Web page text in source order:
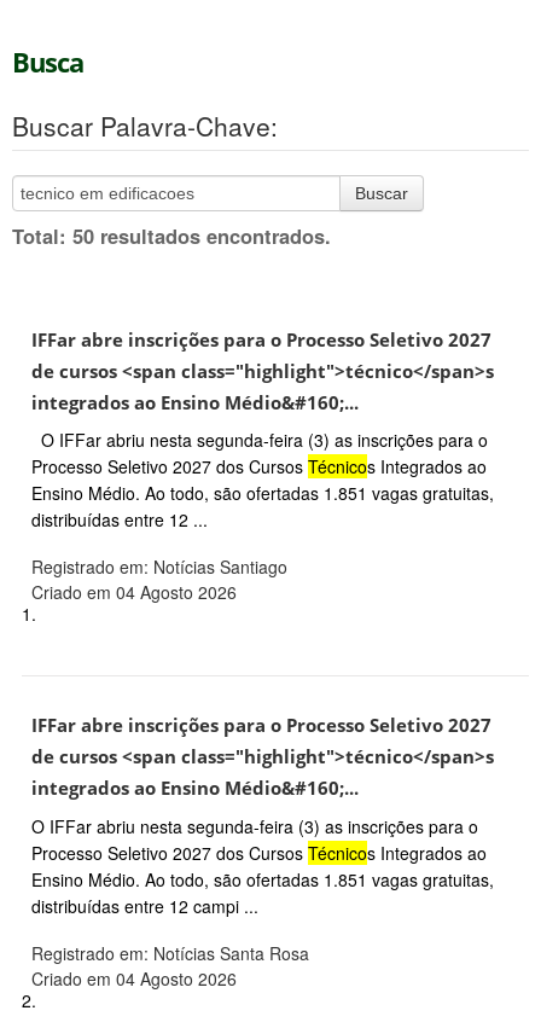
Busca
Buscar Palavra-Chave:
Buscar
Total: 50 resultados encontrados.
IFFar abre inscrições para o Processo Seletivo 2027
de cursos <span class="highlight">técnico</span>s
integrados ao Ensino Médio&#160;...
O IFFar abriu nesta segunda-feira (3) as inscrições para o
Processo Seletivo 2027 dos Cursos Técnicos Integrados ao
Ensino Médio. Ao todo, são ofertadas 1.851 vagas gratuitas,
distribuídas entre 12 ...
Registrado em: Notícias Santiago
Criado em 04 Agosto 2026
1.
IFFar abre inscrições para o Processo Seletivo 2027
de cursos <span class="highlight">técnico</span>s
integrados ao Ensino Médio&#160;...
O IFFar abriu nesta segunda-feira (3) as inscrições para o
Processo Seletivo 2027 dos Cursos Técnicos Integrados ao
Ensino Médio. Ao todo, são ofertadas 1.851 vagas gratuitas,
distribuídas entre 12 campi ...
Registrado em: Notícias Santa Rosa
Criado em 04 Agosto 2026
2.